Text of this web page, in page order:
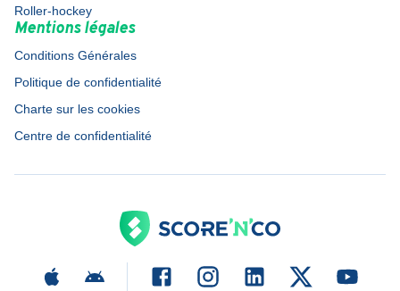
Roller-hockey
Mentions légales
Conditions Générales
Politique de confidentialité
Charte sur les cookies
Centre de confidentialité